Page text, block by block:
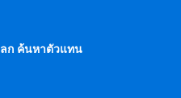
ก ค้นหาตัวแทน